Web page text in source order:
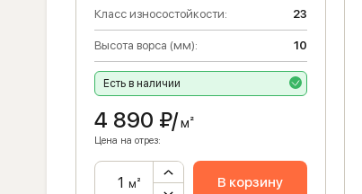
Класс износостойкости: 23
Высота ворса (мм): 10
Есть в наличии
4 890 ₽/м²
Цена на отрез:
м² В корзину